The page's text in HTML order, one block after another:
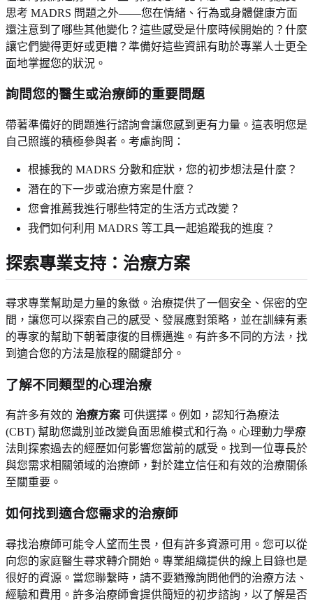
思考 MADRS 問題之外——您在情緒、行為或身體健康方面
還注意到了哪些其他變化？這些感受是什麼時候開始的？什麼
讓它們變得更好或更糟？準備好這些資訊有助於專業人士更全
面地掌握您的狀況。
詢問您的醫生或治療師的重要問題
帶著準備好的問題進行諮詢會讓您感到更有力量。這表明您是
自己照護的積極參與者。考慮詢問：
根據我的 MADRS 分數和症狀，您的初步想法是什麼？
潛在的下一步或治療方案是什麼？
您會推薦我進行哪些特定的生活方式改變？
我們如何利用 MADRS 等工具一起追蹤我的進度？
探索專業支持：治療方案
尋求專業幫助是力量的象徵。治療提供了一個安全、保密的空
間，讓您可以探索自己的感受、發展應對策略，並在訓練有素
的專家的幫助下朝著康復的目標邁進。有許多不同的方法，找
到適合您的方法是旅程的關鍵部分。
了解不同類型的心理治療
有許多有效的 治療方案 可供選擇。例如，認知行為療法
(CBT) 幫助您識別並改變負面思維模式和行為。心理動力學療
法則探索過去的經歷如何影響您當前的感受。找到一位專長於
與您需求相關領域的治療師，對於建立信任和有效的治療關係
至關重要。
如何找到適合您需求的治療師
尋找治療師可能令人望而生畏，但有許多資源可用。您可以從
向您的家庭醫生尋求轉介開始。專業組織提供的線上目錄也是
很好的資源。當您聯繫時，請不要猶豫詢問他們的治療方法、
經驗和費用。許多治療師會提供簡短的初步諮詢，以了解是否